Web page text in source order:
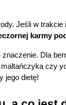
Jeśli w
karmy
Dla
czy
jego dietę!